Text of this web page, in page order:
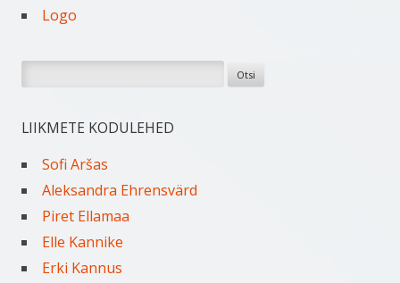
Logo
LIIKMETE KODULEHED
Sofi Aršas
Aleksandra Ehrensvärd
Piret Ellamaa
Elle Kannike
Erki Kannus